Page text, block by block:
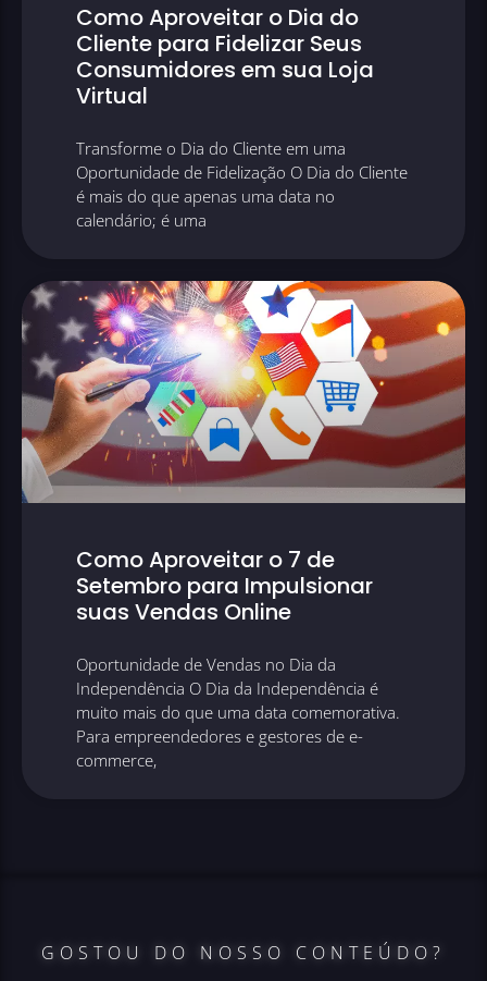
Como Aproveitar o Dia do
Cliente para Fidelizar Seus
Consumidores em sua Loja
Virtual
Transforme o Dia do Cliente em uma
Oportunidade de Fidelização O Dia do Cliente
é mais do que apenas uma data no
calendário; é uma
Como Aproveitar o 7 de
Setembro para Impulsionar
suas Vendas Online
Oportunidade de Vendas no Dia da
Independência O Dia da Independência é
muito mais do que uma data comemorativa.
Para empreendedores e gestores de e-
commerce,
GOSTOU DO NOSSO CONTEÚDO?